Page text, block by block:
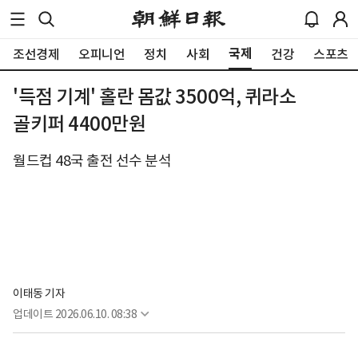
조선경제 오피니언 정치 사회 국제 건강 스포츠
'득점 기계' 홀란 몸값 3500억, 퀴라소
골키퍼 4400만원
월드컵 48국 출전 선수 분석
이태동 기자
업데이트 2026.06.10. 08:38